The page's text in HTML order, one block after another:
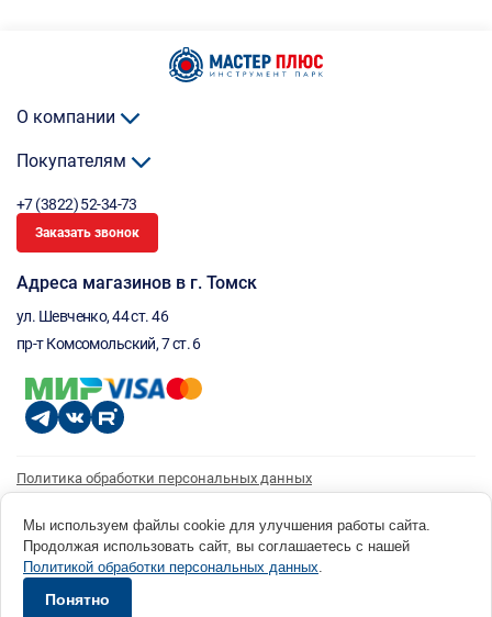
О компании
Покупателям
+7 (3822) 52-34-73
Заказать звонок
Адреса магазинов в г. Томск
ул. Шевченко, 44 ст. 46
пр-т Комсомольский, 7 ст. 6
Политика обработки персональных данных
Согласие на получение рассылки
© 1996 - 2026 инструмент парк «Мастер Плюс» Россия, г. Томск, ул. Шевченко, 44 ст. 46, (3822) 52-34-
73 okp@masterplus.tomsk.ru ИП Брусницын Д.Н. ИНН 701700002741
Мы используем файлы cookie для улучшения работы сайта.
Продолжая использовать сайт, вы соглашаетесь с нашей
Политикой обработки персональных данных.
Понятно